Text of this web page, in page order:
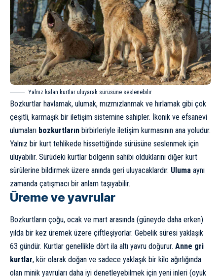
Yalnız kalan kurtlar uluyarak sürüsüne seslenebilir
Bozkurtlar havlamak, ulumak, mızmızlanmak ve hırlamak gibi çok
çeşitli, karmaşık bir iletişim sistemine sahipler. İkonik ve efsanevi
ulumaları bozkurtların birbirleriyle iletişim kurmasının ana yoludur.
Yalnız bir kurt tehlikede hissettiğinde sürüsüne seslenmek için
uluyabilir. Sürüdeki kurtlar bölgenin sahibi olduklarını diğer kurt
sürülerine bildirmek üzere anında geri uluyacaklardır. Uluma aynı
zamanda çatışmacı bir anlam taşıyabilir.
Üreme ve yavrular
Bozkurtların çoğu, ocak ve mart arasında (güneyde daha erken)
yılda bir kez üremek üzere çiftleşiyorlar. Gebelik süresi yaklaşık
63 gündür. Kurtlar genellikle dört ila altı yavru doğurur. Anne gri
kurtlar, kör olarak doğan ve sadece yaklaşık bir kilo ağırlığında
olan minik yavruları daha iyi denetleyebilmek için yeni inleri (oyuk